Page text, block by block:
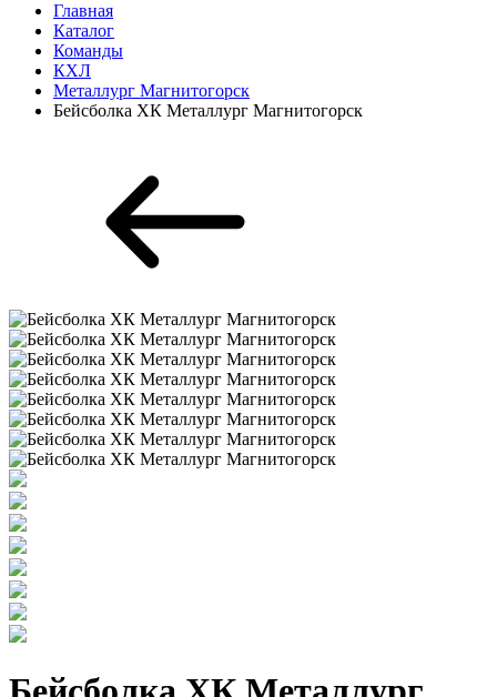
Главная
Каталог
Команды
КХЛ
Металлург Магнитогорск
Бейсболка ХК Металлург Магнитогорск